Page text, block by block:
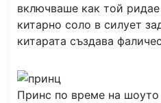
включваше как той
китарно соло в силует
китарата създава
Принс по време на